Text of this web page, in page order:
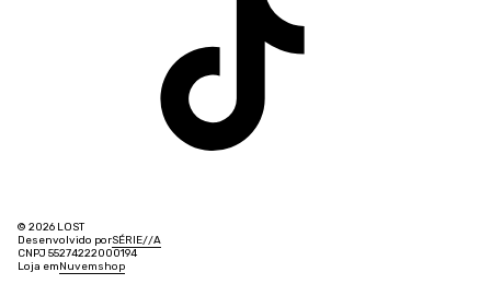
© 2026 LOST
Desenvolvido porSÉRIE//A
CNPJ 55274222000194
Loja em Nuvemshop